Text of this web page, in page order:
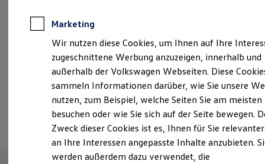
Anpfiff zum Gewinn
Elektroautos
ID. Tutorials
Elektrofahrzeugkonzepte
Reichweite
Reichweite der ID. Modelle
Reichweite im Winter
Laden
Laden unterwegs
Laden Zuhause
(Impressum & Rechtliches)
Marketing
Wir nutzen diese Cookies, um Ihnen auf Ihre
zugeschnittene Werbung anzuzeigen, innerhalb und
außerhalb der Volkswagen Webseiten. Diese
sammeln Informationen darüber, wie Sie unsere
nutzen, zum Beispiel, welche Seiten Sie am meisten
besuchen oder wie Sie sich auf der Seite bewegen.
Zweck dieser Cookies ist es, Ihnen für Sie
an Ihre Interessen angepasste Inhalte anzubieten.
werden außerdem dazu verwendet, die